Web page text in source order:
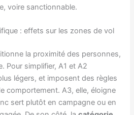
voire sanctionnable.
: effets sur les zones de vol
la proximité des personnes,
Pour simplifier, A1 et A2
légers, et imposent des règles
comportement. A3, elle, éloigne
sert plutôt en campagne ou en